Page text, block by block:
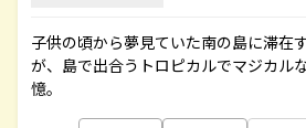
子供の頃から夢見ていた南の島に滞在
が、島で出合うトロピカルでマジカル
憶。